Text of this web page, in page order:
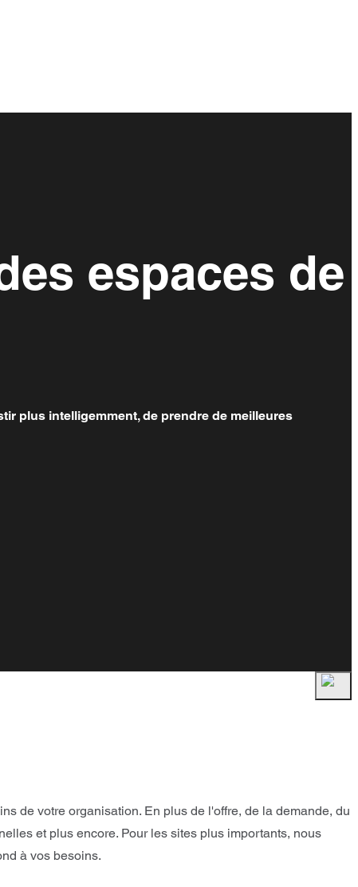
espaces de
plus intelligemment, de prendre de meilleures
de votre organisation. En plus de l'offre, de la demande, du
et plus encore. Pour les sites plus importants, nous
à vos besoins.